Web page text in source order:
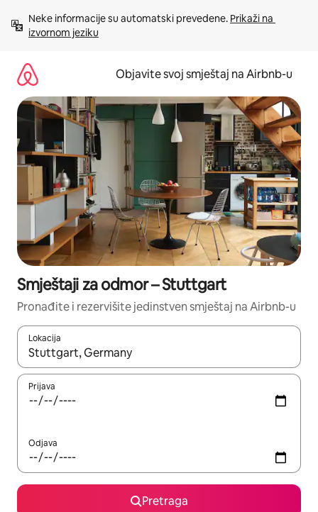
sadržaj
Neke informacije su automatski prevedene. Prikaži na
izvornom jeziku
Objavite svoj smještaj na Airbnb-u
Smještaji za odmor – Stuttgart
Pronađite i rezervišite jedinstven smještaj na Airbnb-u
Lokacija
Kad su rezultati dostupni, možete da se krećete kroz njih
Prijava
Odjava
Pretraga